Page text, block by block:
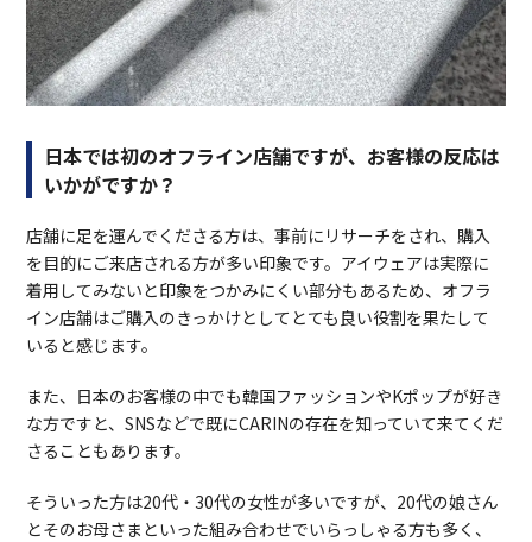
日本では初のオフライン店舗ですが、お客様の反応は
いかがですか？
店舗に足を運んでくださる方は、事前にリサーチをされ、購入
を目的にご来店される方が多い印象です。アイウェアは実際に
着用してみないと印象をつかみにくい部分もあるため、オフラ
イン店舗はご購入のきっかけとしてとても良い役割を果たして
いると感じます。
また、日本のお客様の中でも韓国ファッションやKポップが好き
な方ですと、SNSなどで既にCARINの存在を知っていて来てくだ
さることもあります。
そういった方は20代・30代の女性が多いですが、20代の娘さん
とそのお母さまといった組み合わせでいらっしゃる方も多く、